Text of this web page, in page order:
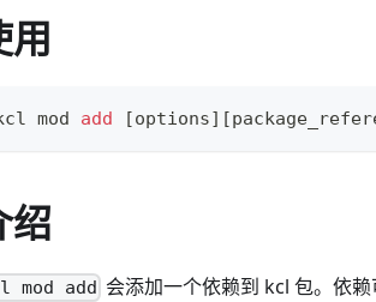
用
mod add [options] [
绍
mod add 会添加一个依赖到 kcl 包。依